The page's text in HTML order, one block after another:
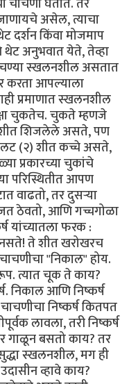
असेल, त्याचा
दर्शन किंवा मोजमाप
थेट अनुभवात येते, तेव्हा
स्खलनशील असतात
करता आपल्याला
प्रमाणात स्खलनशील
चुकतेच. चुकते म्हणजे
शीत शिजलेले असते, पण
(२) शीत कच्चे असते,
प्रकारच्या चुकांचे
परिस्थितीत आपण
वाढतो, तर दुसर्‍या
ठेवतो, आणि गच्चगोळा
यांच्यातला फरक :
ते शीत खरोखरच
"निकाल" होय.
त्यात चूक ते काय?
निकाल आणि निष्कर्ष
निष्कर्ष कितपत
लावला, तरी निष्कर्ष
बसतो काय? तर
स्खलनशील, मग ही
व्हावे काय?